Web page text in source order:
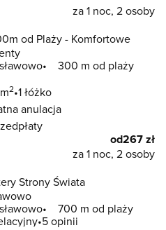
za 1 noc, 2 osoby
od Plaży - Komfortowe
300 m od plaży
2 1 łóżko
anulacja
od267 zł
za 1 noc, 2 osoby
Strony Świata
700 m od plaży
5 opinii